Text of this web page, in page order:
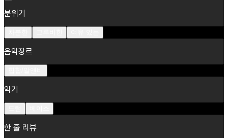
분위기
음악장르
악기
한 줄 리뷰